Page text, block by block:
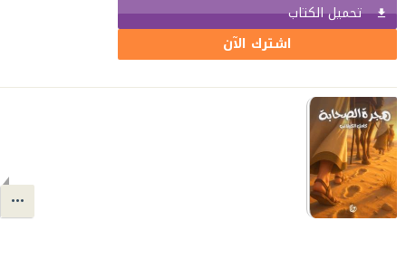
تحميل الكتاب
اشترك الآن